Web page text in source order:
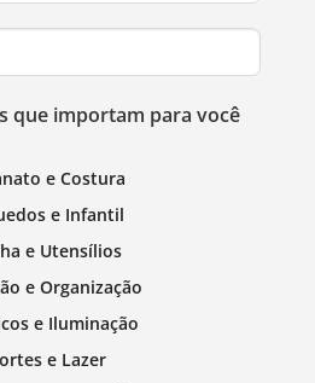
que importam para você
e Costura
e Infantil
e Utensílios
e Organização
e Iluminação
e Lazer